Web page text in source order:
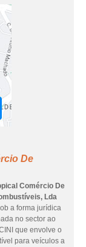
De
Comércio De
Lda
a forma jurídica
no sector ao
que envolve o
para veículos a